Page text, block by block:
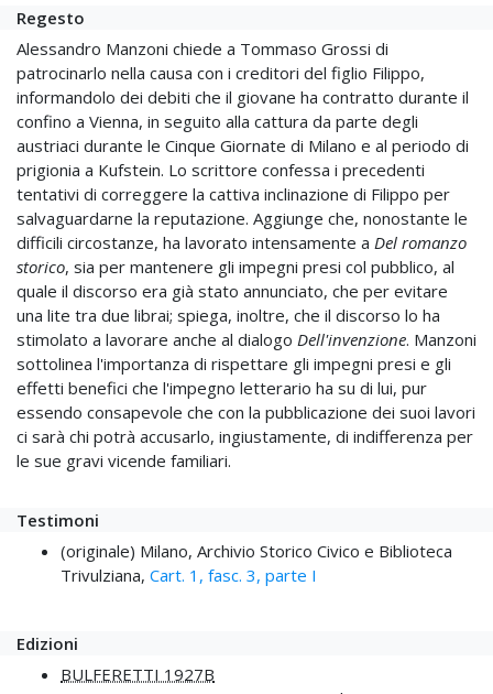
Regesto
Alessandro Manzoni chiede a Tommaso Grossi di
patrocinarlo nella causa con i creditori del figlio Filippo,
informandolo dei debiti che il giovane ha contratto durante il
confino a Vienna, in seguito alla cattura da parte degli
austriaci durante le Cinque Giornate di Milano e al periodo di
prigionia a Kufstein. Lo scrittore confessa i precedenti
tentativi di correggere la cattiva inclinazione di Filippo per
salvaguardarne la reputazione. Aggiunge che, nonostante le
difficili circostanze, ha lavorato intensamente a Del romanzo
storico, sia per mantenere gli impegni presi col pubblico, al
quale il discorso era già stato annunciato, che per evitare
una lite tra due librai; spiega, inoltre, che il discorso lo ha
stimolato a lavorare anche al dialogo Dell'invenzione. Manzoni
sottolinea l'importanza di rispettare gli impegni presi e gli
effetti benefici che l'impegno letterario ha su di lui, pur
essendo consapevole che con la pubblicazione dei suoi lavori
ci sarà chi potrà accusarlo, ingiustamente, di indifferenza per
le sue gravi vicende familiari.
Testimoni
(originale) Milano, Archivio Storico Civico e Biblioteca
Trivulziana, Cart. 1, fasc. 3, parte I
Edizioni
BULFERETTI 1927B